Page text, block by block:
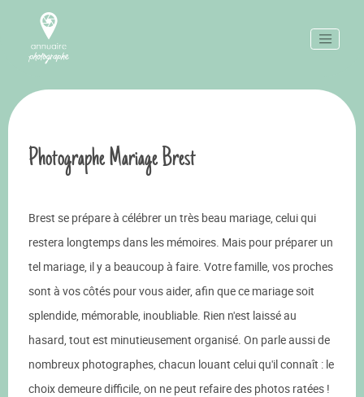
Photographe Mariage Brest
Brest se prépare à célébrer un très beau mariage, celui qui
restera longtemps dans les mémoires. Mais pour préparer un
tel mariage, il y a beaucoup à faire. Votre famille, vos proches
sont à vos côtés pour vous aider, afin que ce mariage soit
splendide, mémorable, inoubliable. Rien n'est laissé au
hasard, tout est minutieusement organisé. On parle aussi de
nombreux photographes, chacun louant celui qu'il connaît : le
choix demeure difficile, on ne peut refaire des photos ratées !